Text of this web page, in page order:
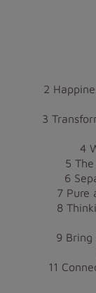
2
3
4
5
6
7 Pure
8
9
11